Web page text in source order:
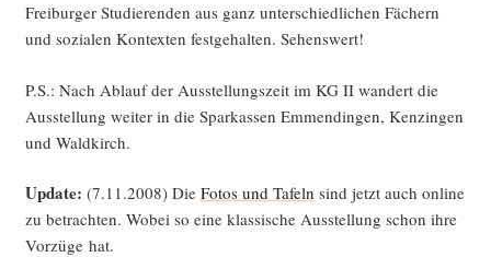
Frei­bur­ger Stu­die­ren­den aus ganz unter­schied­li­chen Fächern
und sozia­len Kon­tex­ten fest­ge­hal­ten. Sehenswert!
P.S.: Nach Ablauf der Aus­stel­lungs­zeit im KG II wan­dert die
Aus­stel­lung wei­ter in die Spar­kas­sen Emmen­din­gen, Ken­zin­gen
und Waldkirch.
Update: (7.11.2008) Die Fotos und Tafeln sind jetzt auch online
zu betrach­ten. Wobei so eine klas­si­sche Aus­stel­lung schon ihre
Vor­zü­ge hat.